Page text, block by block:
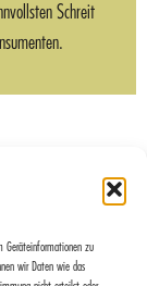
Geräteinformationen zu
wir Daten wie das
Schreit